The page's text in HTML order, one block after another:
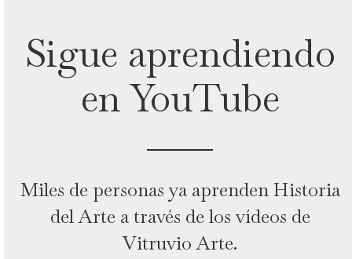
Sigue aprendiendo
en YouTube
Miles de personas ya aprenden Historia
del Arte a través de los vídeos de
Vitruvio Arte.